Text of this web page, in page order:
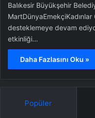
Balıkesir Büyükşehir
MartDünyaEmekçiKadınlar
desteklemeye devam
etkinliği…
Daha Fazlasını Oku »
Popüler